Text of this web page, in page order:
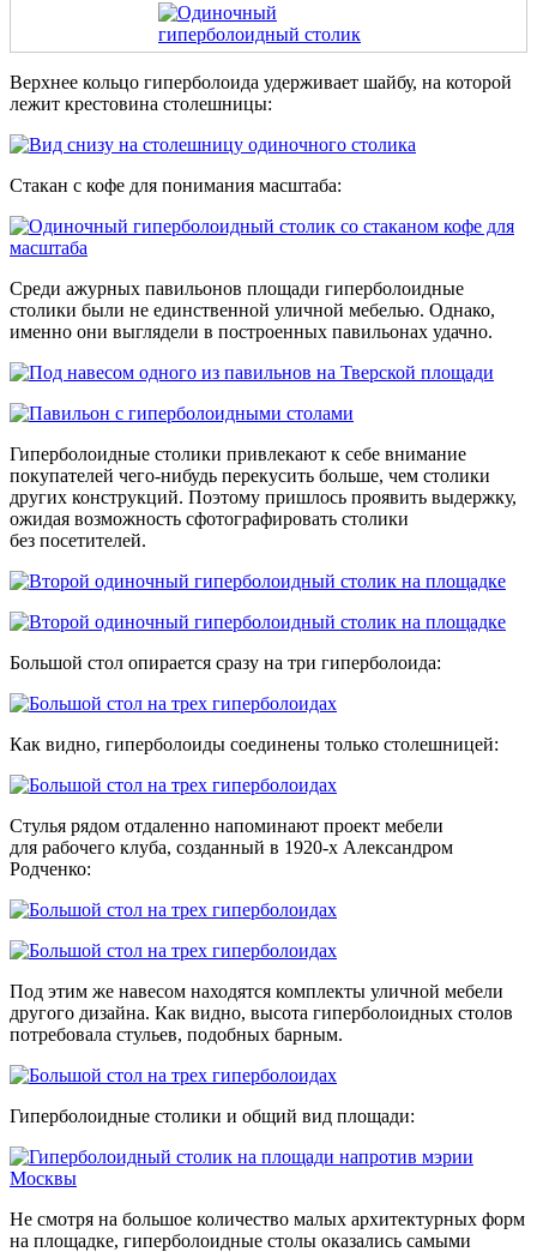
Верхнее кольцо гиперболоида удерживает шайбу, на которой
лежит крестовина столешницы:
Стакан с кофе для понимания масштаба:
Среди ажурных павильонов площади гиперболоидные
столики были не единственной уличной мебелью. Однако,
именно они выглядели в построенных павильонах удачно.
Гиперболоидные столики привлекают к себе внимание
покупателей чего-нибудь перекусить больше, чем столики
других конструкций. Поэтому пришлось проявить выдержку,
ожидая возможность сфотографировать столики
без посетителей.
Большой стол опирается сразу на три гиперболоида:
Как видно, гиперболоиды соединены только столешницей:
Стулья рядом отдаленно напоминают проект мебели
для рабочего клуба, созданный в 1920-х Александром
Родченко:
Под этим же навесом находятся комплекты уличной мебели
другого дизайна. Как видно, высота гиперболоидных столов
потребовала стульев, подобных барным.
Гиперболоидные столики и общий вид площади:
Не смотря на большое количество малых архитектурных форм
на площадке, гиперболоидные столы оказались самыми